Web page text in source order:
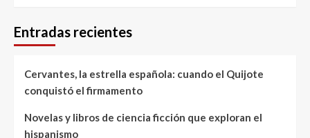
Entradas recientes
Cervantes, la estrella española: cuando el Quijote
conquistó el firmamento
Novelas y libros de ciencia ficción que exploran el
hispanismo